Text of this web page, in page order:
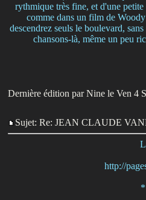
rythmique très fine, et d'une
comme dans un film de
descendrez seuls le boulevard,
chansons-là, même un peu
Dernière édition par Nine le Ven 4
Sujet: Re: JEAN CLAUDE
http://